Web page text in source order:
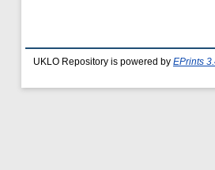
UKLO Repository is powered by EPrints